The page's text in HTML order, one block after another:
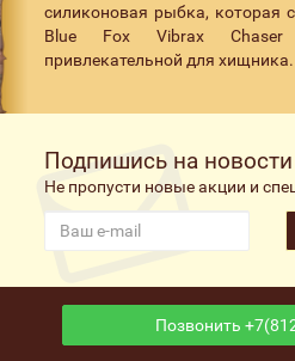
силиконовая рыбка, которая
Blue Fox Vibrax
привлекательной для хищника.
Подпишись на новости
Не пропусти новые акции и
Позвонить